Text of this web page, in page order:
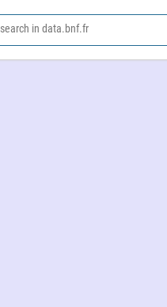
search in data.bnf.fr